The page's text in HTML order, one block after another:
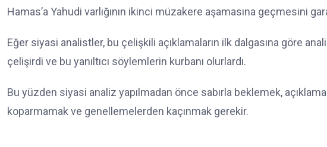
Hamas’a Yahudi varlığının ikinci müzakere aşamasına geçmesini
Eğer siyasi analistler, bu çelişkili açıklamaların ilk dalgasına göre
çelişirdi ve bu yanıltıcı söylemlerin kurbanı olurlardı.
Bu yüzden siyasi analiz yapılmadan önce sabırla beklemek,
koparmamak ve genellemelerden kaçınmak gerekir.